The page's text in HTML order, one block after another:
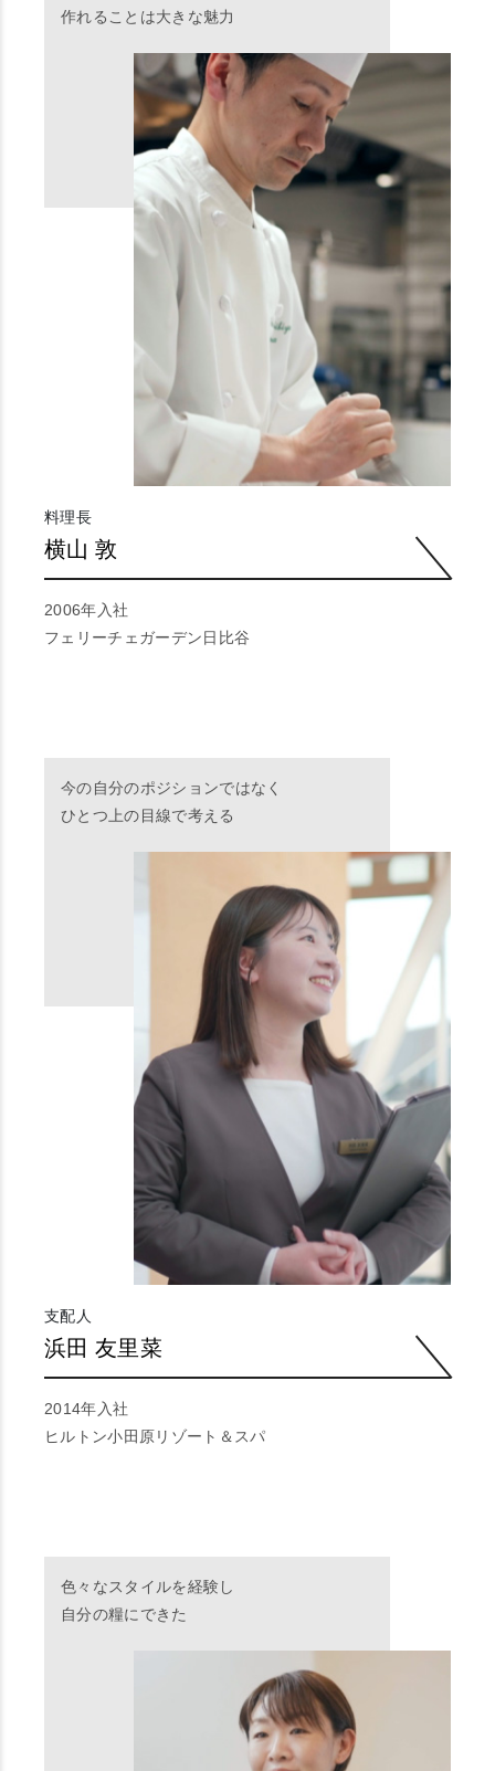
作れることは大きな魅力
料理長
横山 敦
2006年入社
フェリーチェガーデン日比谷
今の自分のポジションではなく
ひとつ上の目線で考える
支配人
浜田 友里菜
2014年入社
ヒルトン小田原リゾート＆スパ
色々なスタイルを経験し
自分の糧にできた